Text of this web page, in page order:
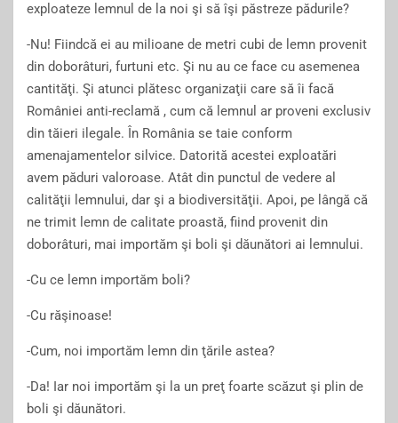
exploateze lemnul de la noi şi să îşi păstreze pădurile?
-Nu! Fiindcă ei au milioane de metri cubi de lemn provenit
din doborâturi, furtuni etc. Şi nu au ce face cu asemenea
cantităţi. Şi atunci plătesc organizaţii care să îi facă
României anti-reclamă , cum că lemnul ar proveni exclusiv
din tăieri ilegale. În România se taie conform
amenajamentelor silvice. Datorită acestei exploatări
avem păduri valoroase. Atât din punctul de vedere al
calităţii lemnului, dar şi a biodiversităţii. Apoi, pe lângă că
ne trimit lemn de calitate proastă, fiind provenit din
doborâturi, mai importăm şi boli şi dăunători ai lemnului.
-Cu ce lemn importăm boli?
-Cu răşinoase!
-Cum, noi importăm lemn din ţările astea?
-Da! Iar noi importăm şi la un preţ foarte scăzut şi plin de
boli şi dăunători.